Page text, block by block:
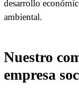
desarrollo
ambiental.
Nuestro
empresa